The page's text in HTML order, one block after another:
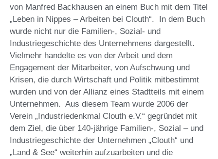
von Manfred Backhausen an einem Buch mit dem Titel
„Leben in Nippes – Arbeiten bei Clouth“. In dem Buch
wurde nicht nur die Familien-, Sozial- und
Industriegeschichte des Unternehmens dargestellt.
Vielmehr handelte es von der Arbeit und dem
Engagement der Mitarbeiter, von Aufschwung und
Krisen, die durch Wirtschaft und Politik mitbestimmt
wurden und von der Allianz eines Stadtteils mit einem
Unternehmen. Aus diesem Team wurde 2006 der
Verein „Industriedenkmal Clouth e.V.“ gegründet mit
dem Ziel, die über 140-jährige Familien-, Sozial – und
Industriegeschichte der Unternehmen „Clouth“ und
„Land & See“ weiterhin aufzuarbeiten und die